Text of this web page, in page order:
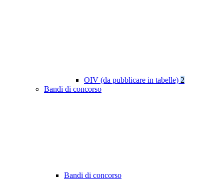
OIV (da pubblicare in tabelle) 2
Bandi di concorso
Bandi di concorso